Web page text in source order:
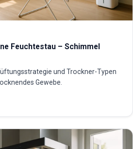
Feuchtestau – Schimmel
und Trockner-Typen
Gewebe.